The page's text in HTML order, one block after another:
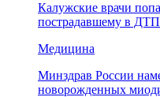
Калужские врачи
пострадавшему в
Медицина
Минздрав России
новорожденных